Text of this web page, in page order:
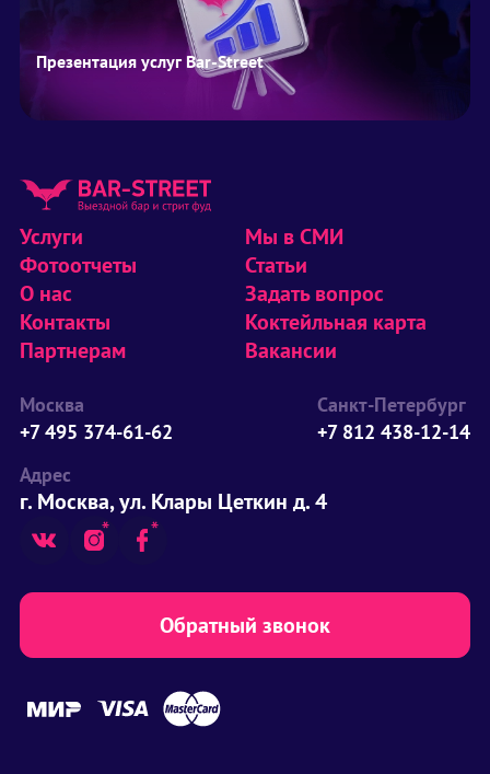
Презентация услуг Bar-Street
Услуги
Фотоотчеты
О нас
Контакты
Партнерам
Мы в СМИ
Статьи
Задать вопрос
Коктейльная карта
Вакансии
Москва
+7 495 374-61-62
Санкт-Петербург
+7 812 438-12-14
Адрес
г. Москва, ул. Клары Цеткин д. 4
Обратный звонок